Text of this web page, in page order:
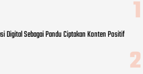
Digital Sebagai Pandu Ciptakan Konten Positif